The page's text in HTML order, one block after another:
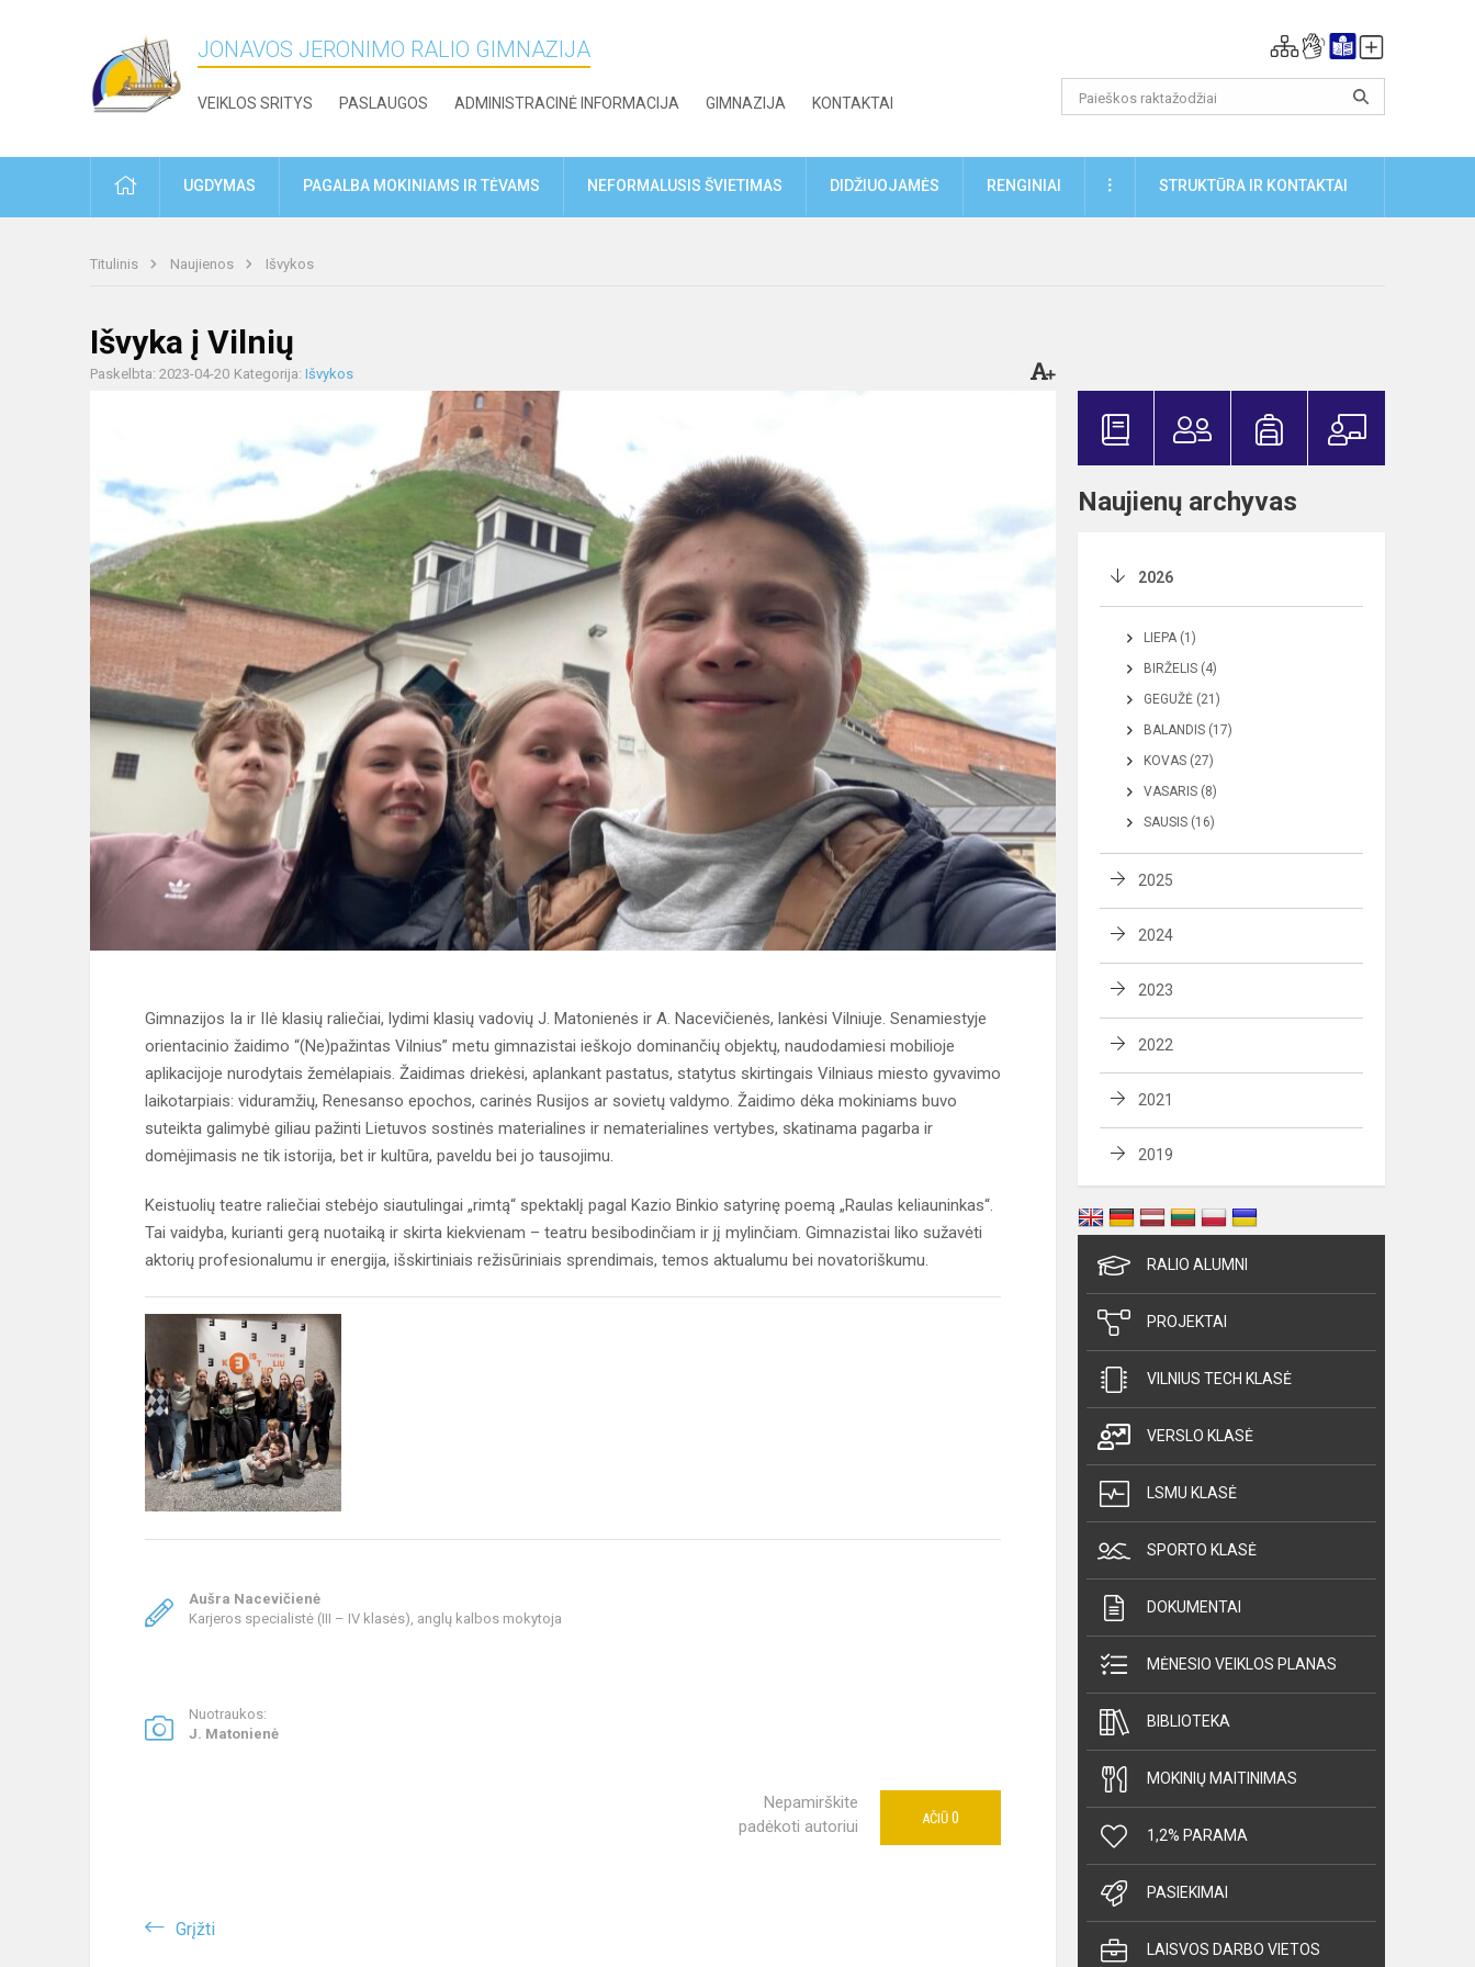
JONAVOS JERONIMO RALIO GIMNAZIJA
VEIKLOS SRITYS PASLAUGOS ADMINISTRACINĖ INFORMACIJA GIMNAZIJA KONTAKTAI
PRADŽIAUGDYMAS PAGALBA MOKINIAMS IR TĖVAMS NEFORMALUSIS ŠVIETIMAS DIDŽIUOJAMĖS RENGINIAI DAUGIAUSTRUKTŪRA IR KONTAKTAI
Titulinis Naujienos Išvykos
Išvyka į Vilnių
Paskelbta: 2023-04-20 Kategorija: Išvykos
Gimnazijos Ia ir IIė klasių raliečiai, lydimi klasių vadovių J. Matonienės ir A. Nacevičienės, lankėsi Vilniuje. Senamiestyje
orientacinio žaidimo “(Ne)pažintas Vilnius” metu gimnazistai ieškojo dominančių objektų, naudodamiesi mobilioje
aplikacijoje nurodytais žemėlapiais. Žaidimas driekėsi, aplankant pastatus, statytus skirtingais Vilniaus miesto gyvavimo
laikotarpiais: viduramžių, Renesanso epochos, carinės Rusijos ar sovietų valdymo. Žaidimo dėka mokiniams buvo
suteikta galimybė giliau pažinti Lietuvos sostinės materialines ir nematerialines vertybes, skatinama pagarba ir
domėjimasis ne tik istorija, bet ir kultūra, paveldu bei jo tausojimu.
Keistuolių teatre raliečiai stebėjo siautulingai „rimtą“ spektaklį pagal Kazio Binkio satyrinę poemą „Raulas keliauninkas“.
Tai vaidyba, kurianti gerą nuotaiką ir skirta kiekvienam – teatru besibodinčiam ir jį mylinčiam. Gimnazistai liko sužavėti
aktorių profesionalumu ir energija, išskirtiniais režisūriniais sprendimais, temos aktualumu bei novatoriškumu.
Aušra Nacevičienė
Karjeros specialistė (III – IV klasės), anglų kalbos mokytoja
Nuotraukos:
J. Matonienė
Nepamirškite
padėkoti autoriui
AČIŪ 0
Grįžti
Naujienų archyvas
2026
LIEPA (1)
BIRŽELIS (4)
GEGUŽĖ (21)
BALANDIS (17)
KOVAS (27)
VASARIS (8)
SAUSIS (16)
2025
2024
2023
2022
2021
2019
RALIO ALUMNI
PROJEKTAI
VILNIUS TECH KLASĖ
VERSLO KLASĖ
LSMU KLASĖ
SPORTO KLASĖ
DOKUMENTAI
MĖNESIO VEIKLOS PLANAS
BIBLIOTEKA
MOKINIŲ MAITINIMAS
1,2% PARAMA
PASIEKIMAI
LAISVOS DARBO VIETOS